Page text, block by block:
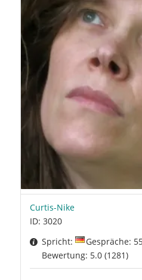
Curtis-Nike
ID: 3020
Spricht:
Gespräche:
Bewertung: 5.0 (1281)